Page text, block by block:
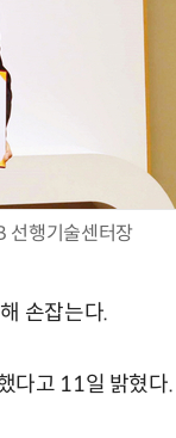
선행기술센터장
손잡는다.
다고 11일 밝혔다.